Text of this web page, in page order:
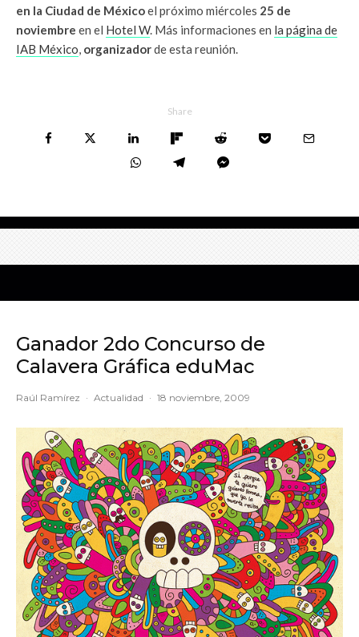
en la Ciudad de Méxicoel próximo miércoles 25 de
noviembre en el Hotel W. Más informaciones en la página de
IAB México, organizadorde esta reunión.
Share
Ganador 2do Concurso de
Calavera Gráfica eduMac
Raúl Ramírez · Actualidad · 18 noviembre, 2009